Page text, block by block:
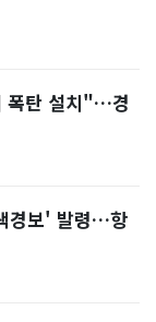
폭탄 설치"…경
경보' 발령…항